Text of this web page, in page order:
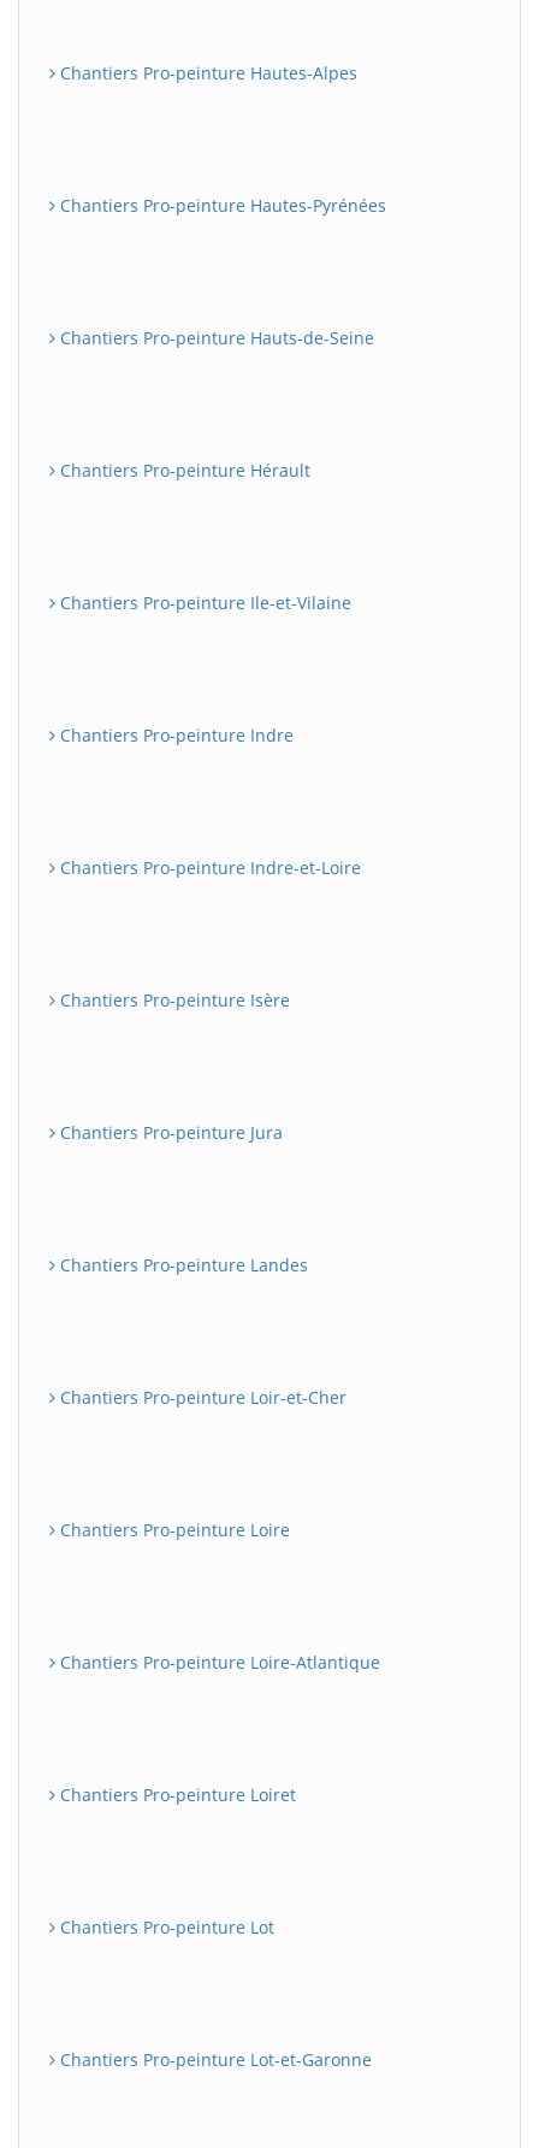
Chantiers Pro-peinture Hautes-Alpes
Chantiers Pro-peinture Hautes-Pyrénées
Chantiers Pro-peinture Hauts-de-Seine
Chantiers Pro-peinture Hérault
Chantiers Pro-peinture Ile-et-Vilaine
Chantiers Pro-peinture Indre
Chantiers Pro-peinture Indre-et-Loire
Chantiers Pro-peinture Isère
Chantiers Pro-peinture Jura
Chantiers Pro-peinture Landes
Chantiers Pro-peinture Loir-et-Cher
Chantiers Pro-peinture Loire
Chantiers Pro-peinture Loire-Atlantique
Chantiers Pro-peinture Loiret
Chantiers Pro-peinture Lot
Chantiers Pro-peinture Lot-et-Garonne